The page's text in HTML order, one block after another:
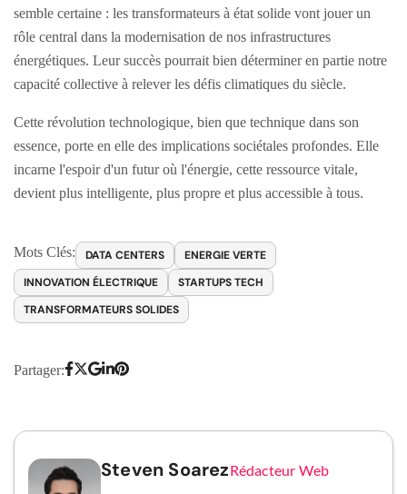
semble certaine : les transformateurs à état solide vont jouer un
rôle central dans la modernisation de nos infrastructures
énergétiques. Leur succès pourrait bien déterminer en partie notre
capacité collective à relever les défis climatiques du siècle.
Cette révolution technologique, bien que technique dans son
essence, porte en elle des implications sociétales profondes. Elle
incarne l'espoir d'un futur où l'énergie, cette ressource vitale,
devient plus intelligente, plus propre et plus accessible à tous.
Mots Clés: DATA CENTERS
ENERGIE VERTE
INNOVATION ÉLECTRIQUE
STARTUPS TECH
TRANSFORMATEURS SOLIDES
Partager:
Steven SoarezRédacteur Web